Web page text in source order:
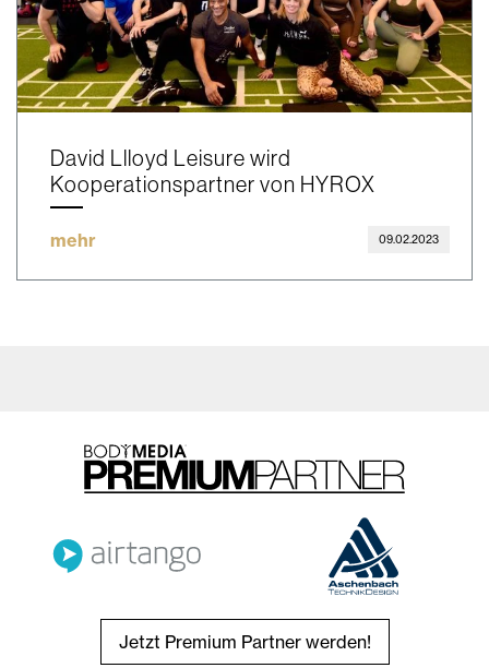
David Llloyd Leisure wird
Kooperationspartner von HYROX
mehr 09.02.2023
Jetzt Premium Partner werden!